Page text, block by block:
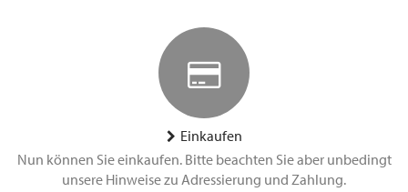
Einkaufen
Nun können Sie einkaufen. Bitte beachten Sie aber unbedingt
unsere Hinweise zu Adressierung und Zahlung.